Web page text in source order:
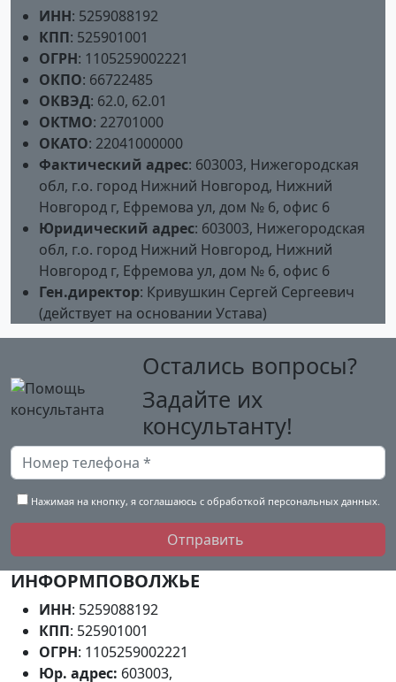
ИНН: 5259088192
КПП: 525901001
ОГРН: 1105259002221
ОКПО: 66722485
ОКВЭД: 62.0, 62.01
ОКТМО: 22701000
ОКАТО: 22041000000
Фактический адрес: 603003, Нижегородская
обл, г.о. город Нижний Новгород, Нижний
Новгород г, Ефремова ул, дом № 6, офис 6
Юридический адрес: 603003, Нижегородская
обл, г.о. город Нижний Новгород, Нижний
Новгород г, Ефремова ул, дом № 6, офис 6
Ген.директор: Кривушкин Сергей Сергеевич
(действует на основании Устава)
Остались вопросы?
Задайте их
консультанту!
Нажимая на кнопку, я соглашаюсь с обработкой персональных данных.
Отправить
ИНФОРМПОВОЛЖЬЕ
ИНН: 5259088192
КПП: 525901001
ОГРН: 1105259002221
Юр. адрес: 603003,